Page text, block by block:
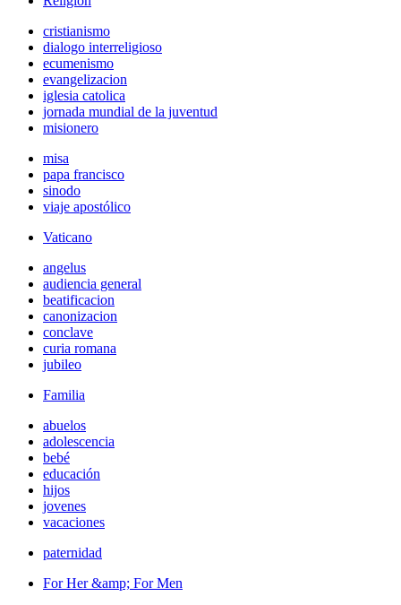
cristianismo
dialogo interreligioso
ecumenismo
evangelizacion
iglesia catolica
jornada mundial de la juventud
misionero
misa
papa francisco
sinodo
viaje apostólico
Vaticano
angelus
audiencia general
beatificacion
canonizacion
conclave
curia romana
jubileo
Familia
abuelos
adolescencia
bebé
educación
hijos
jovenes
vacaciones
paternidad
For Her &amp; For Men